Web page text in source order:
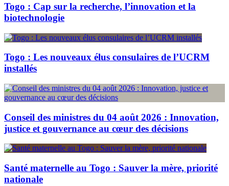
Togo : Cap sur la recherche, l’innovation et la
biotechnologie
Togo : Les nouveaux élus consulaires de l’UCRM
installés
Conseil des ministres du 04 août 2026 : Innovation,
justice et gouvernance au cœur des décisions
Santé maternelle au Togo : Sauver la mère, priorité
nationale